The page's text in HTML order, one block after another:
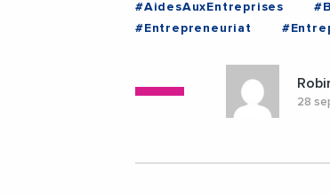
#AidesAuxEntreprises
#Entrepreneuriat
28